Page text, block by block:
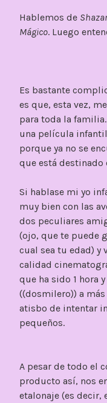
Hablemos de
Mágico. Luego
Es bastante
es que, esta vez,
para toda la
una película
porque ya no se
que está
Si hablase mi yo
muy bien con las
dos peculiares
(ojo, que te puede
cual sea tu edad) y
calidad
que ha sido 1 hora
((dosmilero)) a
atisbo de intentar
pequeños.
A pesar de todo el
producto así, nos
etalonaje (es decir,